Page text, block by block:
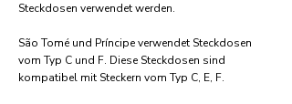
Steckdosen verwendet werden.
São Tomé und Príncipe verwendet Steckdosen
vom Typ C und F. Diese Steckdosen sind
kompatibel mit Steckern vom Typ C, E, F.